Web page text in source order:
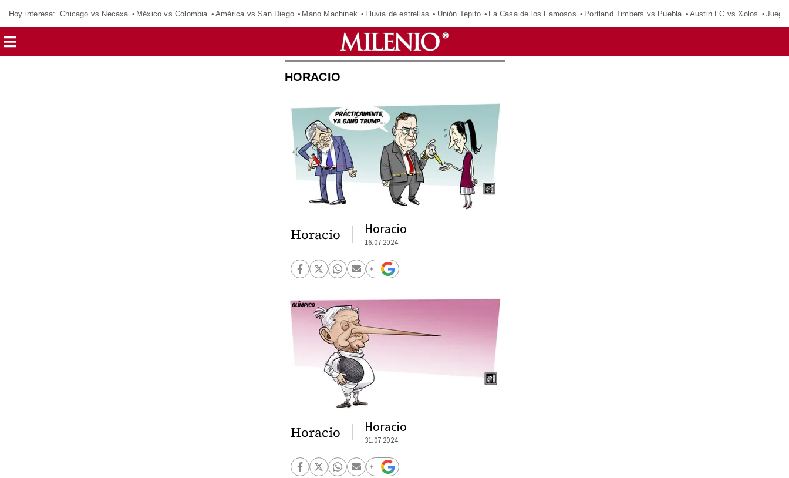
Hoy interesa: Chicago vs Necaxa México vs Colombia América vs San Diego Mano Machinek Lluvia de estrellas Unión Tepito La Casa de los Famosos Portland Timbers vs Puebla Austin FC vs Xolos
HORACIO
Horacio Horacio
16.07.2024
Horacio Horacio
31.07.2024